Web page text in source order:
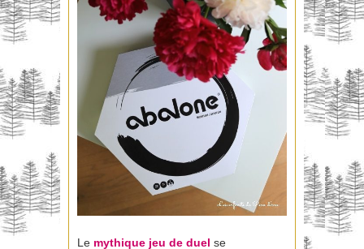
Le mythique jeu de duel se